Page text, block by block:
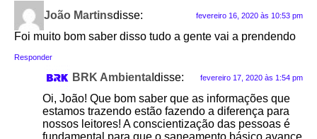
João Martinsdisse: fevereiro 16, 2020 às 10:53 pm
Foi muito bom saber disso tudo a gente vai a prendendo
Responder
BRK Ambiental disse: fevereiro 17, 2020 às 1:54 pm
Oi, João! Que bom saber que as informações que
estamos trazendo estão fazendo a diferença para
nossos leitores! A conscientização das pessoas é
fundamental para que o saneamento básico avance